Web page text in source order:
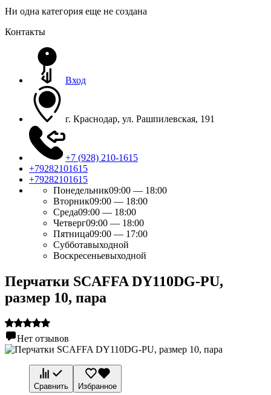
Hи одна категория еще не создана
Контакты
Вход
г. Краснодар, ул. Рашпилевская, 191
+7 (928) 210-1615
+79282101615
+79282101615
Понедельник09:00 — 18:00
Вторник09:00 — 18:00
Среда09:00 — 18:00
Четверг09:00 — 18:00
Пятница09:00 — 17:00
Субботавыходной
Воскресеньевыходной
Перчатки SCAFFA DY110DG-PU,
размер 10, пара
Нет отзывов
Сравнить Избранное